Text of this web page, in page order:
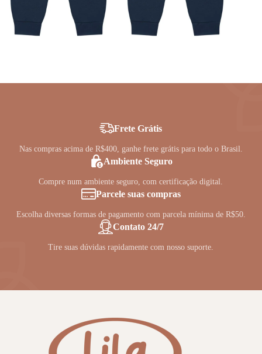
Frete Grátis
Nas compras acima de R$400, ganhe frete grátis para todo o Brasil.
Ambiente Seguro
Compre num ambiente seguro, com certificação digital.
Parcele suas compras
Escolha diversas formas de pagamento com parcela mínima de R$50.
Contato 24/7
Tire suas dúvidas rapidamente com nosso suporte.